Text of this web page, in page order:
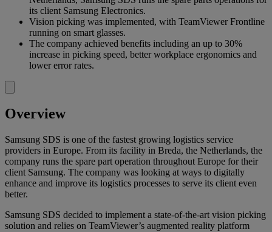
its client Samsung Electronics.
Vision picking was implemented, with TeamViewer Frontline
running on smart glasses.
The company achieved benefits including an up to 30%
increase in picking speed, better workplace ergonomics and
lower error rates.
Overview
Samsung SDS is one of the fastest growing logistics service
providers in Europe. From its facility in Breda, the Netherlands, the
company runs the spare part operation throughout Europe for their
client Samsung. The company was looking at ways to digitally
enhance and improve its logistics processes to serve its client even
better.
Samsung SDS decided to implement a state-of-the-art vision picking
solution and relies on TeamViewer’s augmented reality platform